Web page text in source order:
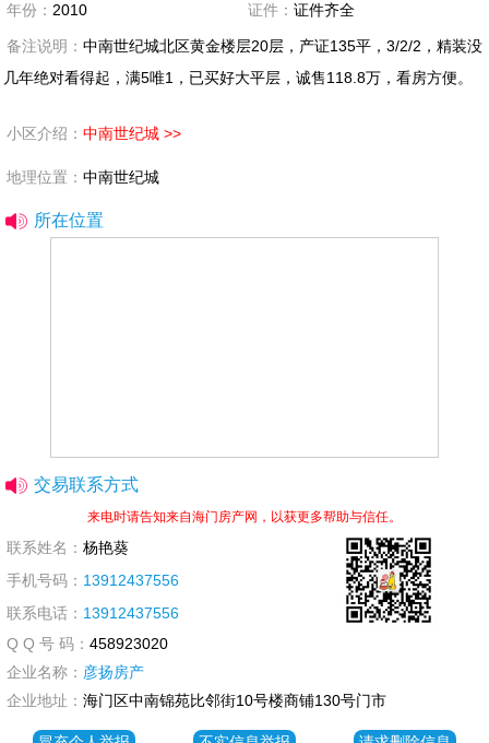
年份： 2010 证件： 证件齐全
备注说明： 中南世纪城北区黄金楼层20层，产证135平，3/2/2，精装没
几年绝对看得起，满5唯1，已买好大平层，诚售118.8万，看房方便。
小区介绍： 中南世纪城 >>
地理位置： 中南世纪城
所在位置
交易联系方式
来电时请告知来自海门房产网，以获更多帮助与信任。
联系姓名： 杨艳葵
手机号码： 13912437556
联系电话： 13912437556
Q Q 号 码： 458923020
企业名称： 彦扬房产
企业地址： 海门区中南锦苑比邻街10号楼商铺130号门市